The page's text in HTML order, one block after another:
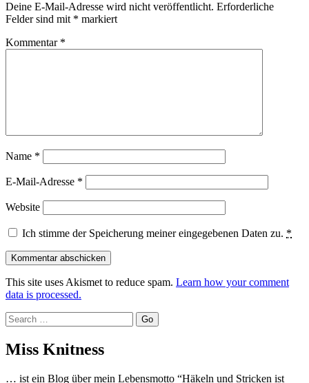
Deine E-Mail-Adresse wird nicht veröffentlicht. Erforderliche
Felder sind mit * markiert
Kommentar *
Name *
E-Mail-Adresse *
Website
Ich stimme der Speicherung meiner eingegebenen Daten zu. *
This site uses Akismet to reduce spam. Learn how your comment
data is processed.
Search
Miss Knitness
… ist ein Blog über mein Lebensmotto “Häkeln und Stricken ist